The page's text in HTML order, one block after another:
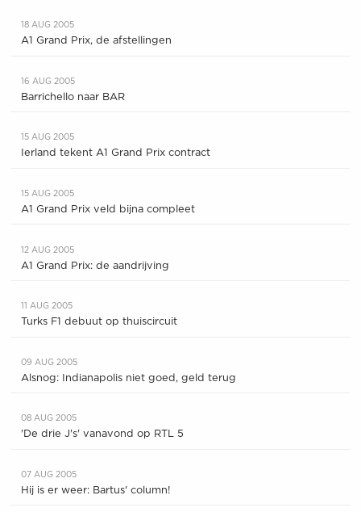
18 AUG 2005
A1 Grand Prix, de afstellingen
16 AUG 2005
Barrichello naar BAR
15 AUG 2005
Ierland tekent A1 Grand Prix contract
15 AUG 2005
A1 Grand Prix veld bijna compleet
12 AUG 2005
A1 Grand Prix: de aandrijving
11 AUG 2005
Turks F1 debuut op thuiscircuit
09 AUG 2005
Alsnog: Indianapolis niet goed, geld terug
08 AUG 2005
'De drie J's' vanavond op RTL 5
07 AUG 2005
Hij is er weer: Bartus' column!